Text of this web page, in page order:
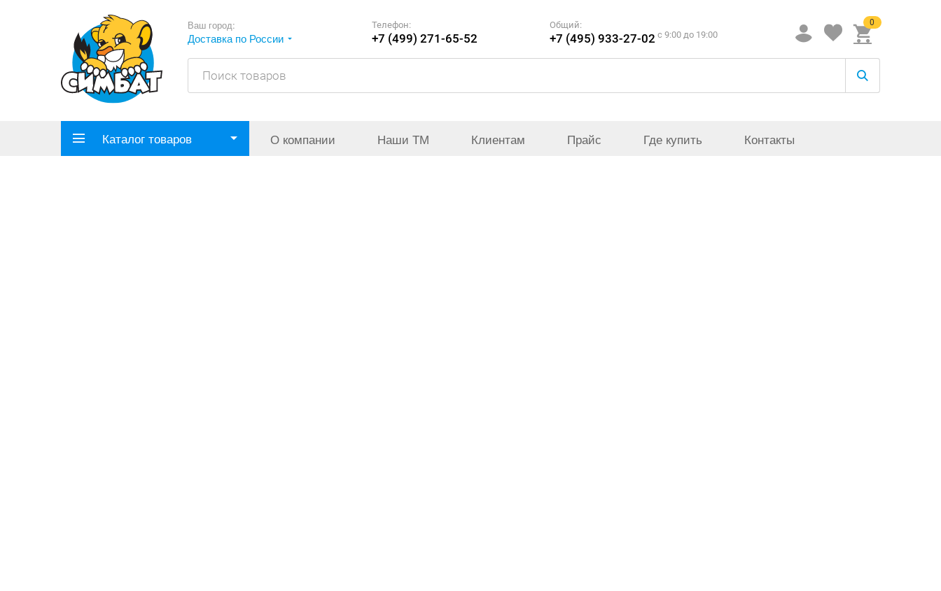
Ваш город:
Доставка по России
Телефон:
+7 (499) 271-65-52
Общий:
+7 (495) 933-27-02 c 9:00 до 19:00
0
Каталог товаров О компании Наши ТМ Клиентам Прайс Где купить Контакты